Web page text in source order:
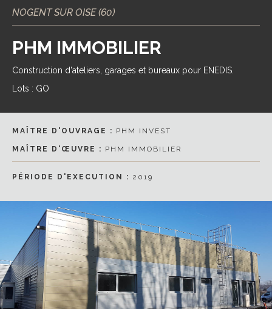
NOGENT SUR OISE (60)
PHM IMMOBILIER
Construction d'ateliers, garages et bureaux pour ENEDIS.
Lots : GO
MAÎTRE D'OUVRAGE : PHM INVEST
MAÎTRE D'ŒUVRE : PHM IMMOBILIER
PÉRIODE D'EXECUTION : 2019